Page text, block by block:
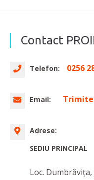
Contact
Telefon: 0256
Email:
Adrese:
SEDIU PRINCIPAL
Loc.